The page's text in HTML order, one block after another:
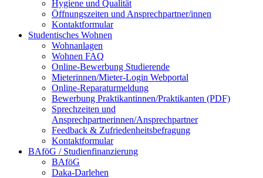
Hygiene und Qualität
Öffnungszeiten und Ansprechpartner/innen
Kontaktformular
Studentisches Wohnen
Wohnanlagen
Wohnen FAQ
Online-Bewerbung Studierende
Mieterinnen/Mieter-Login Webportal
Online-Reparaturmeldung
Bewerbung Praktikantinnen/Praktikanten (PDF)
Sprechzeiten und
Ansprechpartnerinnen/Ansprechpartner
Feedback & Zufriedenheitsbefragung
Kontaktformular
BAföG / Studienfinanzierung
BAföG
Daka-Darlehen